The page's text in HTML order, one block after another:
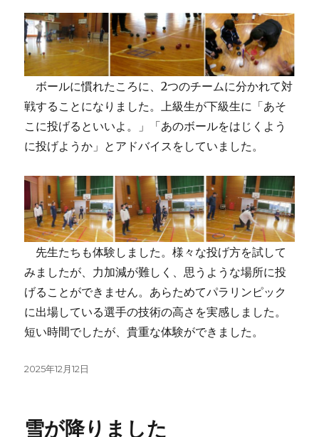
ボールに慣れたころに、2つのチームに分かれて対
戦することになりました。上級生が下級生に「あそ
こに投げるといいよ。」「あのボールをはじくよう
に投げようか」とアドバイスをしていました。
先生たちも体験しました。様々な投げ方を試して
みましたが、力加減が難しく、思うような場所に投
げることができません。あらためてパラリンピック
に出場している選手の技術の高さを実感しました。
短い時間でしたが、貴重な体験ができました。
投
2025年12月12日
雪が降りました